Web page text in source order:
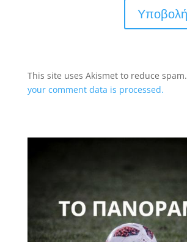
This site uses Akismet to reduce spam.
your comment data is processed.